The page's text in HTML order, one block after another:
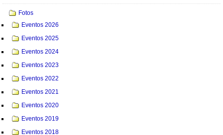
Fotos
Eventos 2026
Eventos 2025
Eventos 2024
Eventos 2023
Eventos 2022
Eventos 2021
Eventos 2020
Eventos 2019
Eventos 2018